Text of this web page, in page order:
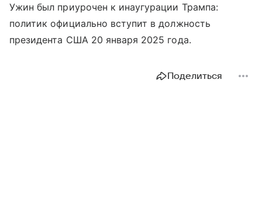
Ужин был приурочен к инаугурации Трампа:
политик официально вступит в должность
президента США 20 января 2025 года.
Поделиться